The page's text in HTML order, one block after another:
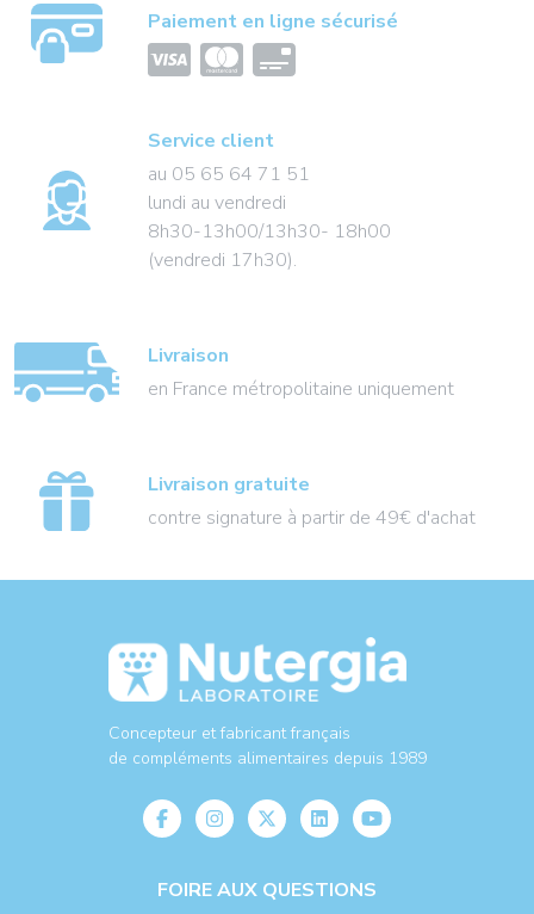
Paiement en ligne sécurisé
Service client
au 05 65 64 71 51
lundi au vendredi
8h30-13h00/13h30- 18h00
(vendredi 17h30).
Livraison
en France métropolitaine uniquement
Livraison gratuite
contre signature à partir de 49€ d'achat
Concepteur et fabricant français
de compléments alimentaires depuis 1989
FOIRE AUX QUESTIONS